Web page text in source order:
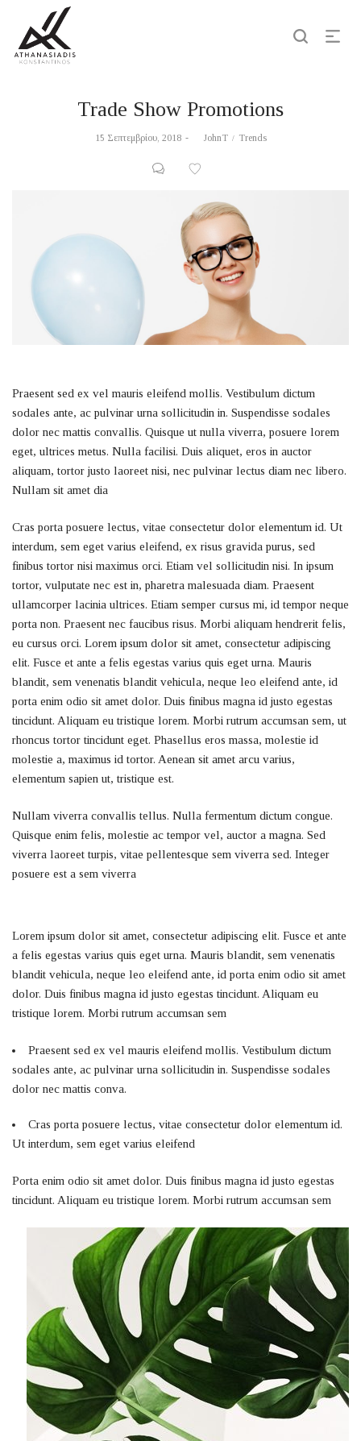
Trade Show Promotions
Posted
15 Σεπτεμβρίου, 2018 JohnT
Posted
Trends
Praesent sed ex vel mauris eleifend mollis. Vestibulum dictum
sodales ante, ac pulvinar urna sollicitudin in. Suspendisse sodales
dolor nec mattis convallis. Quisque ut nulla viverra, posuere lorem
eget, ultrices metus. Nulla facilisi. Duis aliquet, eros in auctor
aliquam, tortor justo laoreet nisi, nec pulvinar lectus diam nec libero.
Nullam sit amet dia
Cras porta posuere lectus, vitae consectetur dolor elementum id. Ut
interdum, sem eget varius eleifend, ex risus gravida purus, sed
finibus tortor nisi maximus orci. Etiam vel sollicitudin nisi. In ipsum
tortor, vulputate nec est in, pharetra malesuada diam. Praesent
ullamcorper lacinia ultrices. Etiam semper cursus mi, id tempor neque
porta non. Praesent nec faucibus risus. Morbi aliquam hendrerit felis,
eu cursus orci. Lorem ipsum dolor sit amet, consectetur adipiscing
elit. Fusce et ante a felis egestas varius quis eget urna. Mauris
blandit, sem venenatis blandit vehicula, neque leo eleifend ante, id
porta enim odio sit amet dolor. Duis finibus magna id justo egestas
tincidunt. Aliquam eu tristique lorem. Morbi rutrum accumsan sem, ut
rhoncus tortor tincidunt eget. Phasellus eros massa, molestie id
molestie a, maximus id tortor. Aenean sit amet arcu varius,
elementum sapien ut, tristique est.
Nullam viverra convallis tellus. Nulla fermentum dictum congue.
Quisque enim felis, molestie ac tempor vel, auctor a magna. Sed
viverra laoreet turpis, vitae pellentesque sem viverra sed. Integer
posuere est a sem viverra
Lorem ipsum dolor sit amet, consectetur adipiscing elit. Fusce et ante
a felis egestas varius quis eget urna. Mauris blandit, sem venenatis
blandit vehicula, neque leo eleifend ante, id porta enim odio sit amet
dolor. Duis finibus magna id justo egestas tincidunt. Aliquam eu
tristique lorem. Morbi rutrum accumsan sem
Praesent sed ex vel mauris eleifend mollis. Vestibulum dictum
sodales ante, ac pulvinar urna sollicitudin in. Suspendisse sodales
dolor nec mattis conva.
Cras porta posuere lectus, vitae consectetur dolor elementum id.
Ut interdum, sem eget varius eleifend
Porta enim odio sit amet dolor. Duis finibus magna id justo egestas
tincidunt. Aliquam eu tristique lorem. Morbi rutrum accumsan sem